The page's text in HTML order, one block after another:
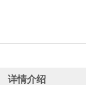
详情介绍